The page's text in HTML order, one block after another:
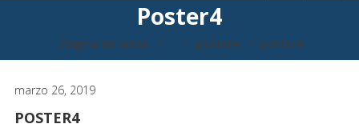
Poster4
Página de Inicio ⁄ ⁄ poster4 ⁄ poster4
marzo 26, 2019
POSTER4